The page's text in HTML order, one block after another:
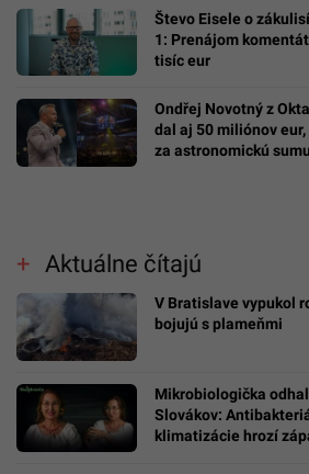
Števo Eisele o
1: Prenájom
tisíc eur
Ondřej Novotný z
dal aj 50 miliónov
za astronomickú sumu
Aktuálne čítajú
V Bratislave vypukol
bojujú s plameňmi
Mikrobiologička
Slovákov:
klimatizácie hrozí